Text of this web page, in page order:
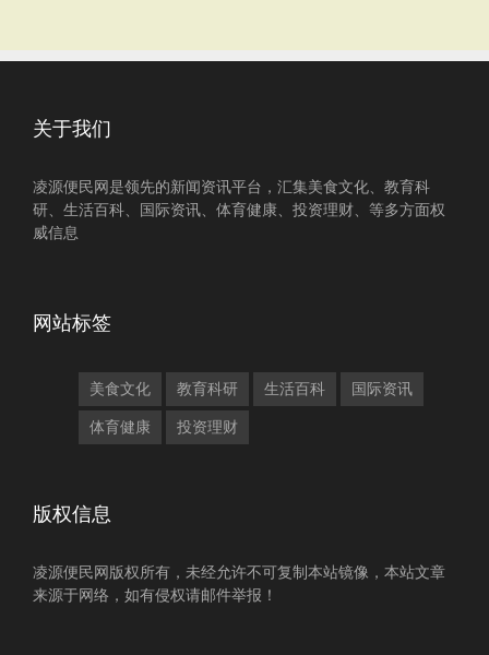
关于我们
凌源便民网是领先的新闻资讯平台，汇集美食文化、教育科
研、生活百科、国际资讯、体育健康、投资理财、等多方面权
威信息
网站标签
美食文化 教育科研 生活百科 国际资讯
体育健康 投资理财
版权信息
凌源便民网版权所有，未经允许不可复制本站镜像，本站文章
来源于网络，如有侵权请邮件举报！